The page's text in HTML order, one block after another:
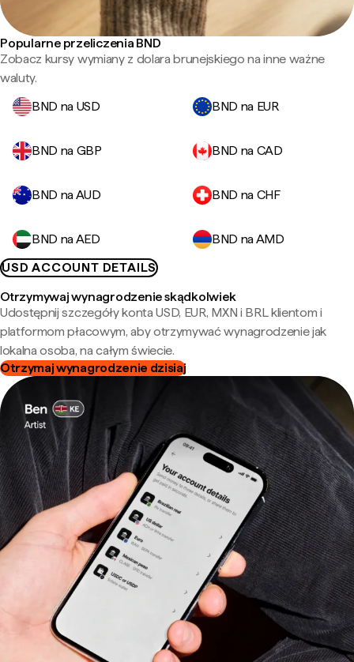
Popularne przeliczenia BND
Zobacz kursy wymiany z dolara brunejskiego na inne ważne
waluty.
BND na USD
BND na EUR
BND na GBP BND na CAD
BND na AUD BND na CHF
BND na AED
BND na AMD
USD ACCOUNT DETAILS
Otrzymywaj wynagrodzenie skądkolwiek
Udostępnij szczegóły konta USD, EUR, MXN i BRL klientom i
platformom płacowym, aby otrzymywać wynagrodzenie jak
lokalna osoba, na całym świecie.
Otrzymaj wynagrodzenie dzisiaj